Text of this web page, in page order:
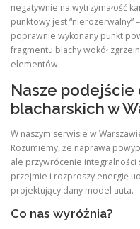
negatywnie na wytrzymałość
punktowy jest “nierozerwalny”
poprawnie wykonany punkt
fragmentu blachy wokół
elementów.
Nasze podejście
blacharskich w
W naszym serwisie w
Rozumiemy, że naprawa
ale przywrócenie
przejmie i rozproszy energię
projektujący dany model auta.
Co nas wyróżnia?